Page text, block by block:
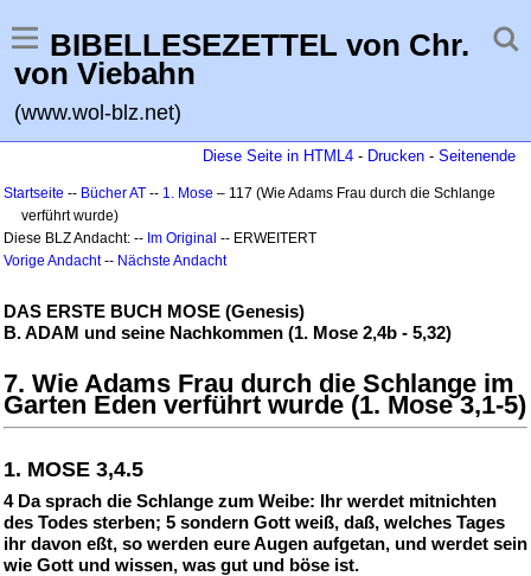
BIBELLESEZETTEL von Chr.
von Viebahn
(www.wol-blz.net)
Diese Seite in HTML4 - Drucken - Seitenende
Startseite -- Bücher AT -- 1. Mose – 117 (Wie Adams Frau durch die Schlange
verführt wurde)
Diese BLZ Andacht: -- Im Original -- ERWEITERT
Vorige Andacht-- Nächste Andacht
DAS ERSTE BUCH MOSE (Genesis)
B. ADAM und seine Nachkommen (1. Mose 2,4b - 5,32)
7. Wie Adams Frau durch die Schlange im
Garten Eden verführt wurde (1. Mose 3,1-5)
1. MOSE 3,4.5
4 Da sprach die Schlange zum Weibe: Ihr werdet mitnichten
des Todes sterben; 5 sondern Gott weiß, daß, welches Tages
ihr davon eßt, so werden eure Augen aufgetan, und werdet sein
wie Gott und wissen, was gut und böse ist.